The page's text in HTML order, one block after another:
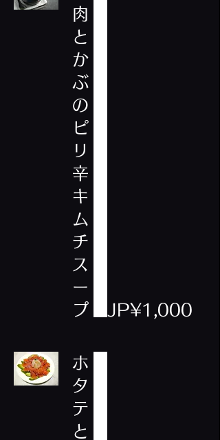
肉
と
か
ぶ
の
ピ
リ
辛
キ
ム
チ
ス
ー
プ
JP¥1,000
ホ
タ
テ
と